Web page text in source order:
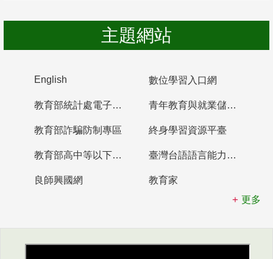
主題網站
English 數位學習入口網
教育部統計處電子書櫃 青年教育與就業儲蓄帳戶
教育部詐騙防制專區 終身學習資源平臺
教育部高中等以下學校及幼兒園教師資格檢定考試 臺灣台語語言能力認證網站
良師興國網
教育家
更多